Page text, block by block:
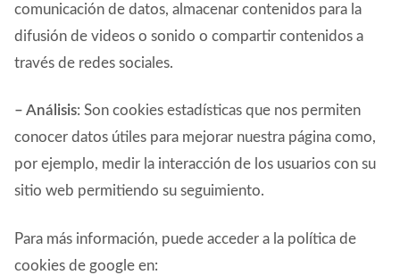
comunicación de datos, almacenar contenidos para la
difusión de videos o sonido o compartir contenidos a
través de redes sociales.
– Análisis: Son cookies estadísticas que nos permiten
conocer datos útiles para mejorar nuestra página como,
por ejemplo, medir la interacción de los usuarios con su
sitio web permitiendo su seguimiento.
Para más información, puede acceder a la política de
cookies de google en: